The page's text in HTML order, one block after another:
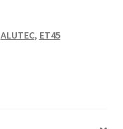
ALUTEC, ET45